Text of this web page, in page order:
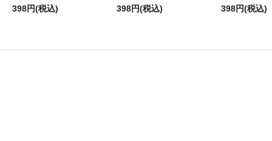
398円(税込)
398円(税込)
398円(税込)